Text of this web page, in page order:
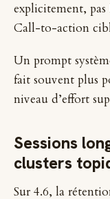
explicitement,
Call-to-action
Un prompt
fait souvent plus
niveau d’effort
Sessions
clusters
Sur 4.6, la